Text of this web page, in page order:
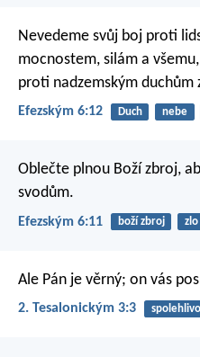
Nevedeme svůj boj proti
mocnostem, silám a
proti nadzemským duchům
Efezským 6:12 Duch nebe
Oblečte plnou Boží zbroj,
svodům.
Efezským 6:11 boží zbroj zlo
Ale Pán je věrný; on vás
2. Tesalonickým 3:3